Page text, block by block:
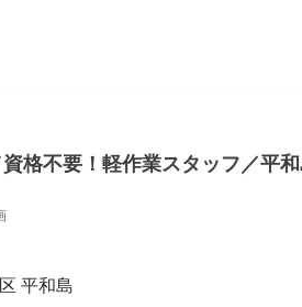
格不要！軽作業スタッフ／平
平和島